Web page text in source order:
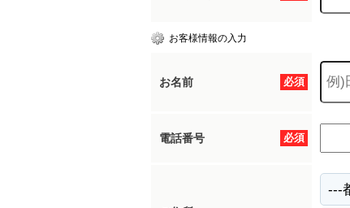
お客様情報の入力
必須
お名前
必須
電話番号